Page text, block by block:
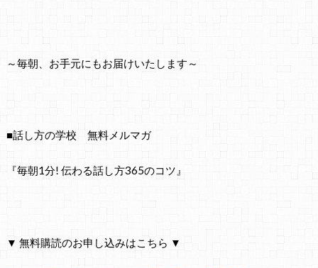
～毎朝、お手元にもお届けいたします～
■話し方の学校 無料メルマガ
『毎朝1分! 伝わる話し方365のコツ』
▼ 無料購読のお申し込みはこちら ▼